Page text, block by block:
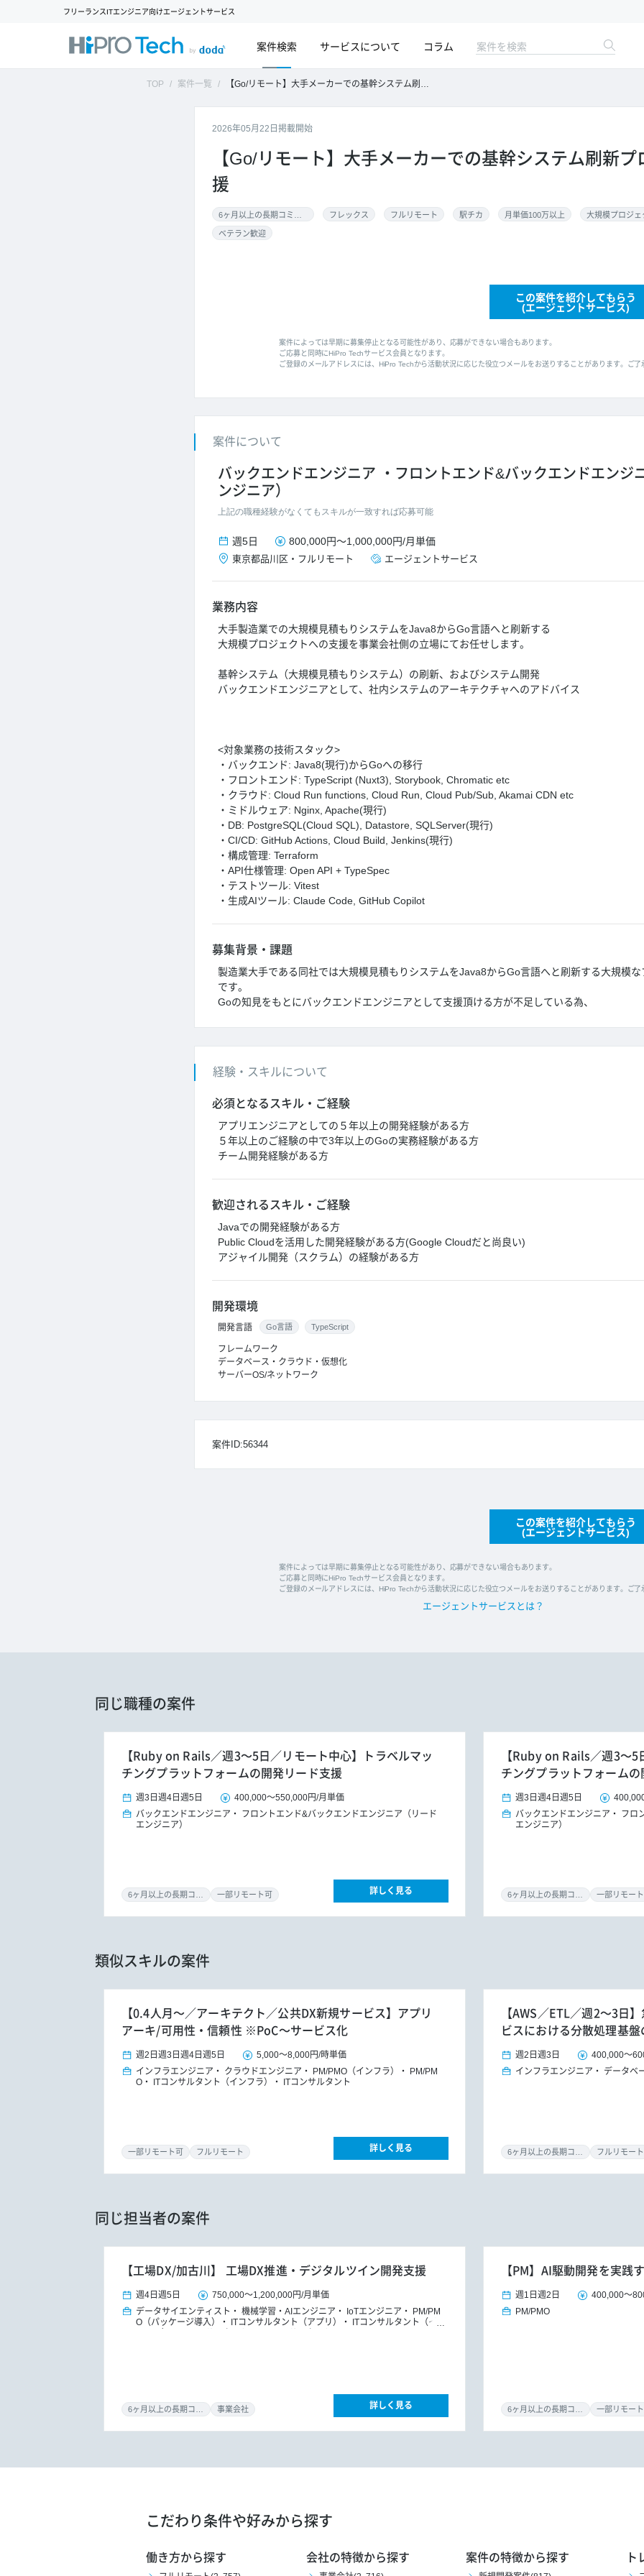
フリーランスITエンジニア向けエージェントサービス
案件検索 サービスについて コラム
TOP 案件一覧 【Go/リモート】大手メーカーでの基幹システム刷新プロジェクト支援
2026年05月22日掲載開始
【Go/リモート】大手メーカーでの基幹システム刷新プ
援
フレックス フルリモート 駅チカ 月単価100万以上 大規模プロジェ
ベテラン歓迎
この案件を紹介してもらう
(エージェントサービス)
案件によっては早期に募集停止となる可能性があり、応募ができない場合もあります。
ご応募と同時にHiPro Techサービス会員となります。
ご登録のメールアドレスには、HiPro Techから活動状況に応じた役立つメールをお送りすることがあります。ご了
案件について
バックエンドエンジニア
フロントエンド&バックエンドエンジ
ンジニア）
上記の職種経験がなくてもスキルが一致すれば応募可能
週5日 800,000円～1,000,000円/月単価
東京都品川区 ・ フルリモート エージェントサービス
業務内容
大手製造業での大規模見積もりシステムをJava8からGo言語へと刷新する
大規模プロジェクトへの支援を事業会社側の立場にてお任せします。
基幹システム（大規模見積もりシステム）の刷新、およびシステム開発
バックエンドエンジニアとして、社内システムのアーキテクチャへのアドバイス
<対象業務の技術スタック>
・バックエンド: Java8(現行)からGoへの移行
・フロントエンド: TypeScript (Nuxt3), Storybook, Chromatic etc
・クラウド: Cloud Run functions, Cloud Run, Cloud Pub/Sub, Akamai CDN etc
・ミドルウェア: Nginx, Apache(現行)
・DB: PostgreSQL(Cloud SQL), Datastore, SQLServer(現行)
・CI/CD: GitHub Actions, Cloud Build, Jenkins(現行)
・構成管理: Terraform
・API仕様管理: Open API + TypeSpec
・テストツール: Vitest
・生成AIツール: Claude Code, GitHub Copilot
募集背景・課題
製造業大手である同社では大規模見積もりシステムをJava8からGo言語へと刷新する大規模
です。
Goの知見をもとにバックエンドエンジニアとして支援頂ける方が不足している為、
経験・スキルについて
必須となるスキル・ご経験
アプリエンジニアとしての５年以上の開発経験がある方
５年以上のご経験の中で3年以上のGoの実務経験がある方
チーム開発経験がある方
歓迎されるスキル・ご経験
Javaでの開発経験がある方
Public Cloudを活用した開発経験がある方(Google Cloudだと尚良い)
アジャイル開発（スクラム）の経験がある方
開発環境
開発言語 Go言語 TypeScript
フレームワーク
データベース・クラウド・仮想化
サーバーOS/ネットワーク
案件ID:56344
この案件を紹介してもらう
(エージェントサービス)
案件によっては早期に募集停止となる可能性があり、応募ができない場合もあります。
ご応募と同時にHiPro Techサービス会員となります。
ご登録のメールアドレスには、HiPro Techから活動状況に応じた役立つメールをお送りすることがあります。ご了
エージェントサービスとは？
同じ職種の案件
【Ruby on Rails／週3～5日／リモート中心】トラベルマッ
チングプラットフォームの開発リード支援
週3日 週4日 週5日 400,000～550,000円/月単価
バックエンドエンジニア
フロントエンド&バックエンドエンジニア（リード
エンジニア）
一部リモート可 詳しく見る
【Ruby on Rails／週3～
チングプラットフォーム
週3日 週4日 週5日
バックエンドエンジニア
フロ
エンジニア）
一部リモー
類似スキルの案件
【0.4人月～／アーキテクト／公共DX新規サービス】アプリ
アーキ/可用性・信頼性 ※PoC～サービス化
週2日 週3日 週4日 週5日 5,000～8,000円/時単価
インフラエンジニア
クラウドエンジニア PM/PMO（インフラ）
PM/PM
O
ITコンサルタント（インフラ） ITコンサルタント
一部リモート可 フルリモート 詳しく見る
【AWS／ETL／週2～3日
ビスにおける分散処理基
週2日 週3日 400,000～
インフラエンジニア
データベ
フルリモート
同じ担当者の案件
【工場DX/加古川】 工場DX推進・デジタルツイン開発支援
週4日 週5日 750,000～1,200,000円/月単価
データサイエンティスト
機械学習・AIエンジニア IoTエンジニア
PM/PM
O（パッケージ導入）
ITコンサルタント（アプリ）
ITコンサルタント（イ
事業会社 詳しく見る
【PM】AI駆動開発を実践
週1日 週2日 400,000～
PM/PMO
一部リモー
こだわり条件や好みから探す
働き方から探す 会社の特徴から探す 案件の特徴から探す ト